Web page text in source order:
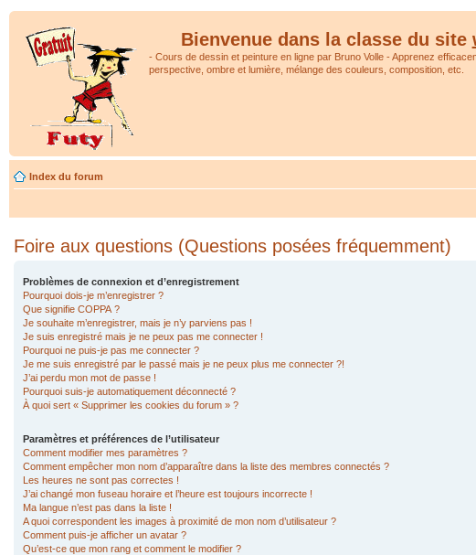
Bienvenue dans la classe du site
- Cours de dessin et peinture en ligne par Bruno Volle - Apprenez
perspective, ombre et lumière, mélange des couleurs, composition, etc.
Index du forum
Foire aux questions (Questions posées fréquemment)
Problèmes de connexion et d’enregistrement
Pourquoi dois-je m’enregistrer ?
Que signifie COPPA ?
Je souhaite m’enregistrer, mais je n’y parviens pas !
Je suis enregistré mais je ne peux pas me connecter !
Pourquoi ne puis-je pas me connecter ?
Je me suis enregistré par le passé mais je ne peux plus me connecter ?!
J’ai perdu mon mot de passe !
Pourquoi suis-je automatiquement déconnecté ?
À quoi sert « Supprimer les cookies du forum » ?
Paramètres et préférences de l’utilisateur
Comment modifier mes paramètres ?
Comment empêcher mon nom d’apparaître dans la liste des membres connectés ?
Les heures ne sont pas correctes !
J’ai changé mon fuseau horaire et l’heure est toujours incorrecte !
Ma langue n’est pas dans la liste !
A quoi correspondent les images à proximité de mon nom d’utilisateur ?
Comment puis-je afficher un avatar ?
Qu’est-ce que mon rang et comment le modifier ?